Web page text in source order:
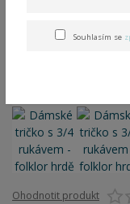
Ohodnotit produkt
Souhlasím se